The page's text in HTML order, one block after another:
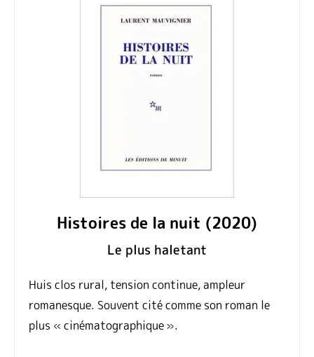
Histoires de la nuit (2020)
Le plus haletant
Huis clos rural, tension continue, ampleur
romanesque. Souvent cité comme son roman le
plus « cinématographique ».